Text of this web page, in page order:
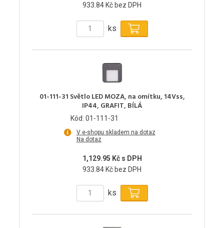
933.84 Kč bez DPH
ks
01-111-31 Světlo LED MOZA, na omítku, 14Vss,
IP44, GRAFIT, BÍLÁ
Kód: 01-111-31
V e-shopu skladem na dotaz
Na dotaz
1,129.95 Kč s DPH
933.84 Kč bez DPH
ks